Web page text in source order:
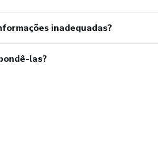
inadequadas?
las?